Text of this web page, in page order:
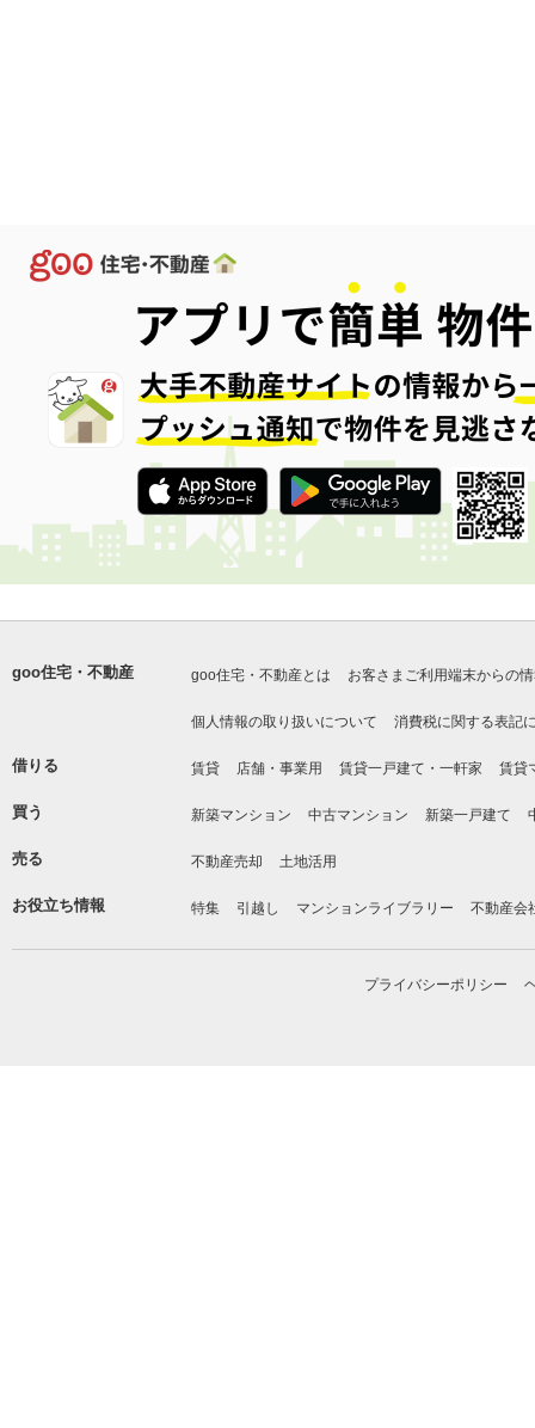
goo住宅・不動産 goo住宅・不動産とは お客さまご利用端末からの
個人情報の取り扱いについて 消費税に関する表記
借りる 賃貸 店舗・事業用 賃貸一戸建て・一軒家 賃貸
買う 新築マンション 中古マンション 新築一戸建て
売る 不動産売却 土地活用
お役立ち情報 特集 引越し マンションライブラリー 不動産会
プライバシーポリシー